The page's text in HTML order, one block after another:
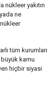
yakıtın
ne
tüm kurumları
büyük kamu
hiçbir siyasi